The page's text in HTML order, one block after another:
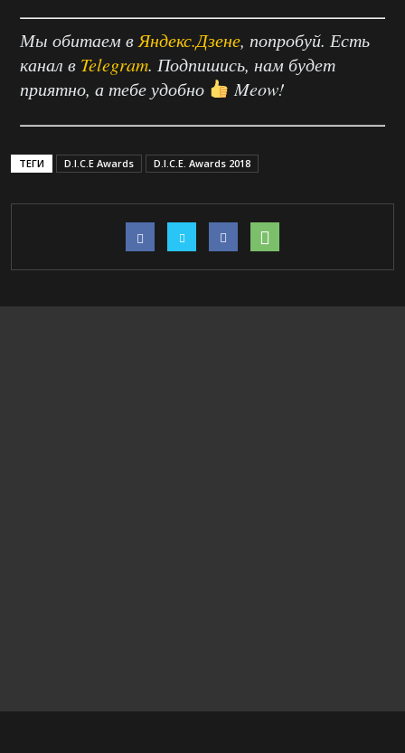
Мы обитаем в Яндекс.Дзене, попробуй. Есть
канал в Telegram. Подпишись, нам будет
приятно, а тебе удобно
Meow!
ТЕГИ D.I.C.E Awards D.I.C.E. Awards 2018